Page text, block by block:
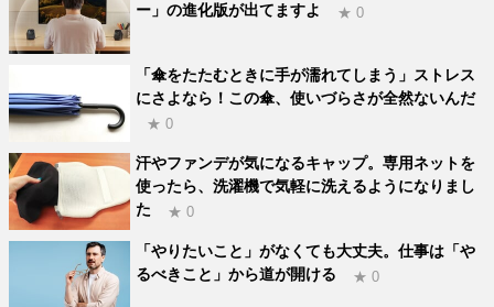
ー」の進化版が出てますよ
★ 0
「傘をたたむときに手が濡れてしまう」ストレス
にさよなら！この傘、使いづらさが全然ないんだ
★ 0
汗やファンデが気になるキャップ。専用ネットを
使ったら、洗濯機で気軽に洗えるようになりまし
た
★ 0
「やりたいこと」がなくても大丈夫。仕事は「や
るべきこと」から道が開ける
★ 0